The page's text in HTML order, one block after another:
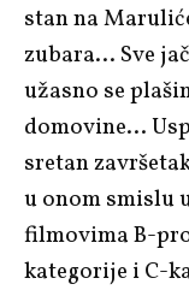
stan na
zubara… Sve
užasno se
domovine…
sretan
u onom smislu
filmovima B-
kategorije i C-